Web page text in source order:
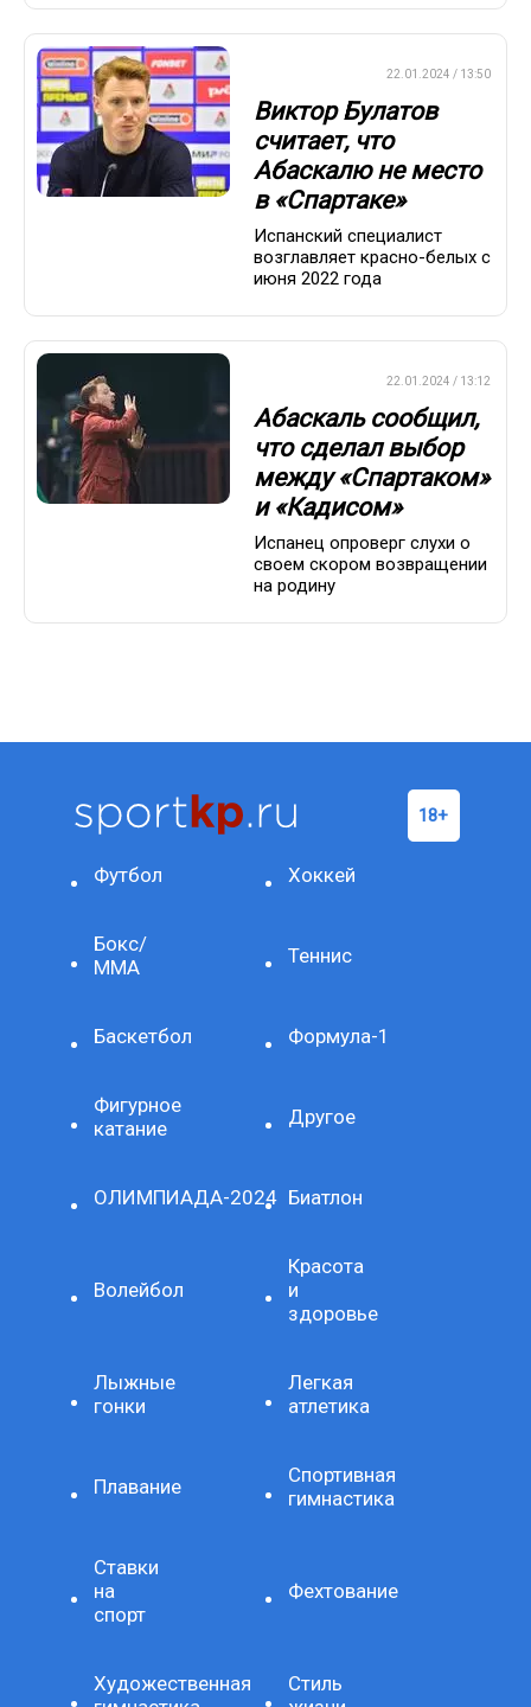
22.01.2024 / 13:50
Виктор Булатов
считает, что
Абаскалю не место
в «Спартаке»
Испанский специалист
возглавляет красно-белых с
июня 2022 года
22.01.2024 / 13:12
Абаскаль сообщил,
что сделал выбор
между «Спартаком»
и «Кадисом»
Испанец опроверг слухи о
своем скором возвращении
на родину
Футбол Хоккей
Бокс/
ММА
Теннис
Баскетбол Формула-1
Фигурное
катание
Другое
ОЛИМПИАДА-2024 Биатлон
Волейбол
Красота
и
здоровье
Лыжные
гонки
Легкая
атлетика
Плавание
Спортивная
гимнастика
Ставки
на
спорт
Фехтование
Художественная
Стиль